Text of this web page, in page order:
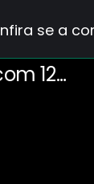
se a
12